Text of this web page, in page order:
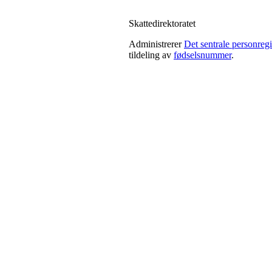
Skattedirektoratet
AdministrererDet sentrale
tildeling av fødselsnummer.